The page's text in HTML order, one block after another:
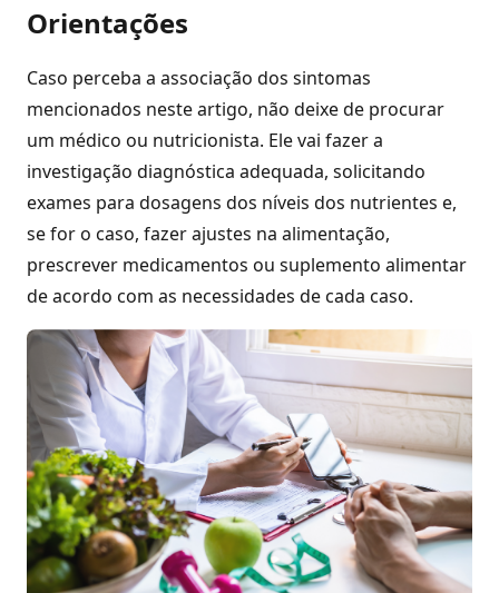
Orientações
Caso perceba a associação dos sintomas
mencionados neste artigo, não deixe de procurar
um médico ou nutricionista. Ele vai fazer a
investigação diagnóstica adequada, solicitando
exames para dosagens dos níveis dos nutrientes e,
se for o caso, fazer ajustes na alimentação,
prescrever medicamentos ou suplemento alimentar
de acordo com as necessidades de cada caso.